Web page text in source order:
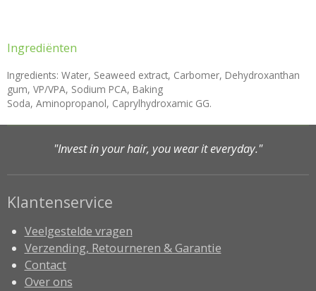
Ingrediënten
Ingredients: Water, Seaweed extract, Carbomer, Dehydroxanthan
gum, VP/VPA, Sodium PCA, Baking
Soda, Aminopropanol, Caprylhydroxamic GG.
"Invest in your hair, you wear it everyday."
Klantenservice
Veelgestelde vragen
Verzending, Retourneren & Garantie
Contact
Over ons